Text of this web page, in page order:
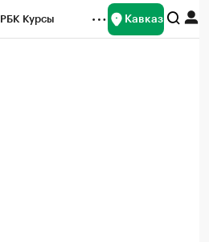
РБК Курсы Кавказ